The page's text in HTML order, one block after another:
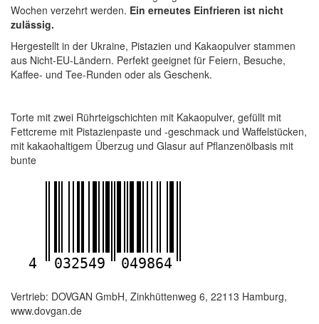
Wochen verzehrt werden. Ein erneutes Einfrieren ist nicht
zulässig.
Hergestellt in der Ukraine, Pistazien und Kakaopulver stammen
aus Nicht-EU-Ländern. Perfekt geeignet für Feiern, Besuche,
Kaffee- und Tee-Runden oder als Geschenk.
Torte mit zwei Rührteigschichten mit Kakaopulver, gefüllt mit
Fettcreme mit Pistazienpaste und -geschmack und Waffelstücken,
mit kakaohaltigem Überzug und Glasur auf Pflanzenölbasis mit
bunte
4 032549 049864
Vertrieb: DOVGAN GmbH, Zinkhüttenweg 6, 22113 Hamburg,
www.dovgan.de